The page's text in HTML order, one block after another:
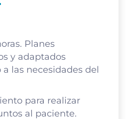
Planes
y adaptados
las necesidades del
para realizar
al paciente.